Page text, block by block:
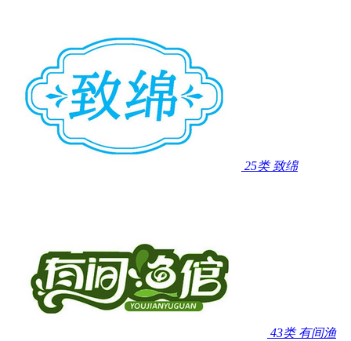
25类 致绵
43类 有间渔